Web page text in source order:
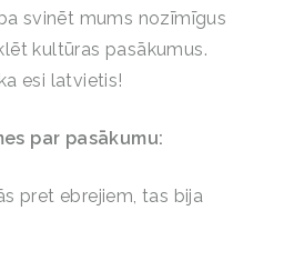
svinēt mums nozīmīgus
kultūras pasākumus.
esi latvietis!
par pasākumu:
pret ebrejiem, tas bija